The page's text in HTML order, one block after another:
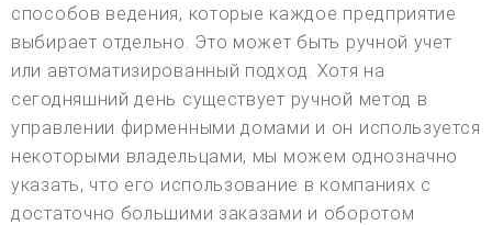
способов ведения, которые каждое предприятие
выбирает отдельно. Это может быть ручной учет
или автоматизированный подход. Хотя на
сегодняшний день существует ручной метод в
управлении фирменными домами и он используется
некоторыми владельцами, мы можем однозначно
указать, что его использование в компаниях с
достаточно большими заказами и оборотом